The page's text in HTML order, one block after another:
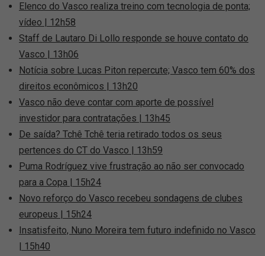
Elenco do Vasco realiza treino com tecnologia de ponta;
vídeo | 12h58
Staff de Lautaro Di Lollo responde se houve contato do
Vasco | 13h06
Notícia sobre Lucas Piton repercute; Vasco tem 60% dos
direitos econômicos | 13h20
Vasco não deve contar com aporte de possível
investidor para contratações | 13h45
De saída? Tchê Tchê teria retirado todos os seus
pertences do CT do Vasco | 13h59
Puma Rodríguez vive frustração ao não ser convocado
para a Copa | 15h24
Novo reforço do Vasco recebeu sondagens de clubes
europeus | 15h24
Insatisfeito, Nuno Moreira tem futuro indefinido no Vasco
| 15h40